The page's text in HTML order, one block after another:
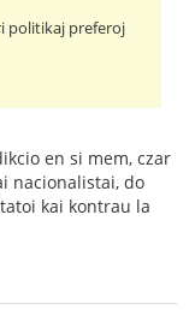
politikaj preferoj
en si mem, czar
nacionalistai, do
kai kontrau la